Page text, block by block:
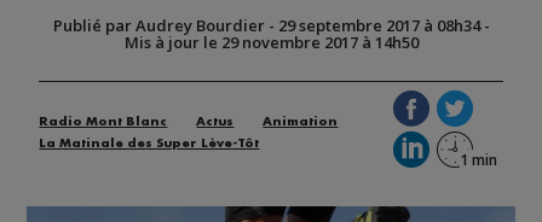
Publié par Audrey Bourdier- 29 septembre 2017 à 08h34-
Mis à jour le 29 novembre 2017 à 14h50
Radio Mont Blanc Actus
Animation
La Matinale des Super Lève-Tôt